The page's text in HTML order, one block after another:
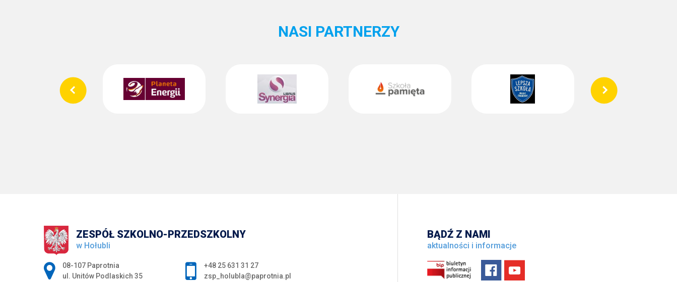
NASI PARTNERZY
ZESPÓŁ SZKOLNO-PRZEDSZKOLNY
w Hołubli
Adres pocztowy:
08-107 Paprotnia
ul. Unitów Podlaskich 35
+48 25 631 31 27
zsp_holubla@paprotnia.pl
BĄDŹ Z NAMI
aktualności i informacje